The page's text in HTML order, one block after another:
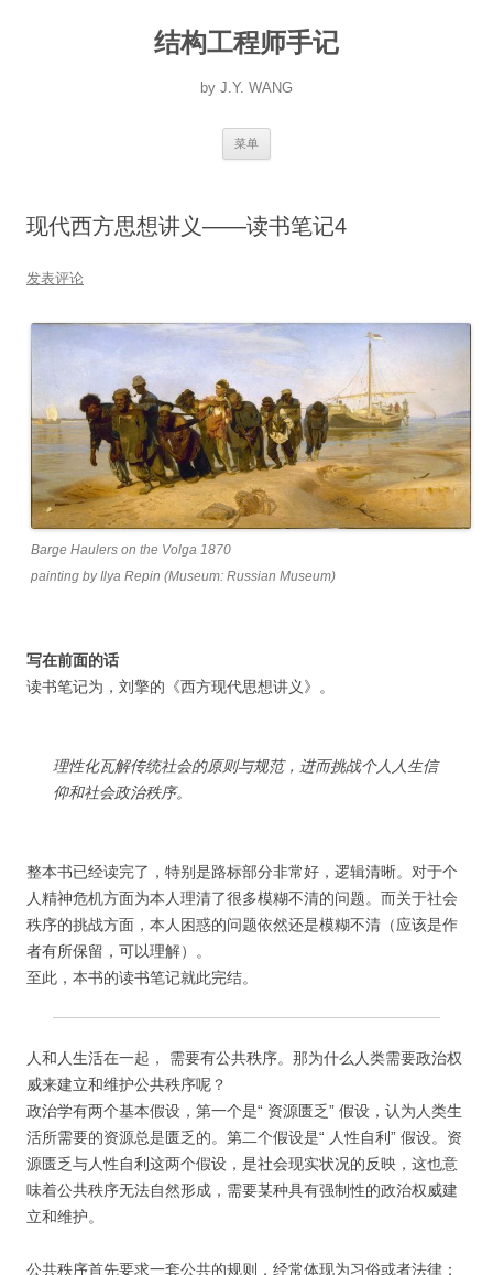
结构工程师手记
by J.Y. WANG
菜单
现代西方思想讲义——读书笔记4
发表评论
Barge Haulers on the Volga 1870
painting by Ilya Repin (Museum: Russian Museum)
写在前面的话
读书笔记为，刘擎的《西方现代思想讲义》。
理性化瓦解传统社会的原则与规范，进而挑战个人人生信
仰和社会政治秩序。
整本书已经读完了，特别是路标部分非常好，逻辑清晰。对于个
人精神危机方面为本人理清了很多模糊不清的问题。而关于社会
秩序的挑战方面，本人困惑的问题依然还是模糊不清（应该是作
者有所保留，可以理解）。
至此，本书的读书笔记就此完结。
人和人生活在一起， 需要有公共秩序。那为什么人类需要政治权
威来建立和维护公共秩序呢？
政治学有两个基本假设，第一个是“ 资源匮乏” 假设，认为人类生
活所需要的资源总是匮乏的。第二个假设是“ 人性自利” 假设。资
源匮乏与人性自利这两个假设，是社会现实状况的反映，这也意
味着公共秩序无法自然形成，需要某种具有强制性的政治权威建
立和维护。
公共秩序首先要求一套公共的规则，经常体现为习俗或者法律；